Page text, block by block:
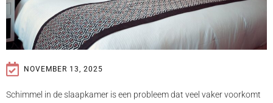
NOVEMBER 13, 2025
Schimmel in de slaapkamer is een probleem dat veel vaker voorkomt